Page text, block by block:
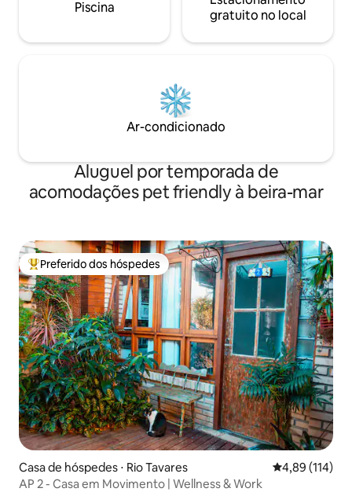
Piscina
gratuito no local
Ar-condicionado
Aluguel por temporada de
acomodações pet friendly à beira-mar
Entre os melhores preferidos dos hóspedes
Preferido dos hóspedes
Casa de hóspedes ⋅ Rio Tavares 4,89 de uma
4,89 (114)
AP 2 - Casa em Movimento | Wellness & Work